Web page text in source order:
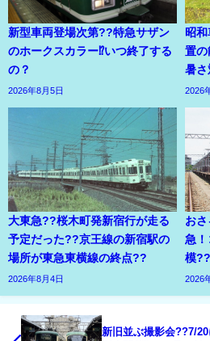
新型車両登場次第??特急サザン
のホークスカラー⁉いつ終了する
の？
2026年8月5日
昭
置の
暑さ
2026
大東急??桜木町発新宿行が走る
予定だった??京王線の新宿駅の
場所が東急東横線の終点??
2026年8月4日
お
急！
模??
2026
新旧並ぶ撮影会??7/